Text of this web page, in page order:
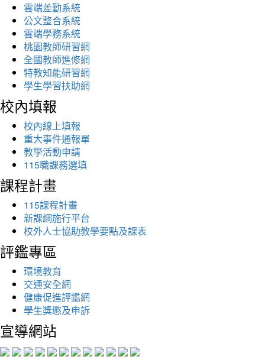
雲端差勤系統
公文整合系統
雲端學務系統
桃園教師研習網
全國教師進修網
特教知能研習網
學生學習扶助網
校內填報
校內線上填報
重大事件通報單
教學活動申請
115職課務選填
課程計畫
115課程計畫
新課綱施行平台
校外人士協助教學要點及課表
評鑑專區
環境教育
交通安全網
健康促進評鑑網
學生獎懲及申訴
宣導網站